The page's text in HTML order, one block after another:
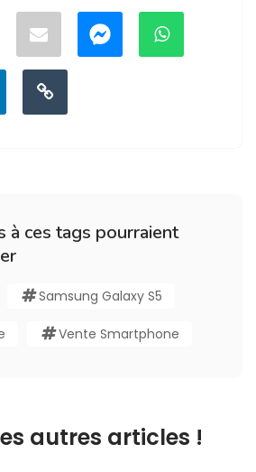
à ces tags pourraient
Samsung Galaxy S5
Vente Smartphone
autres articles !